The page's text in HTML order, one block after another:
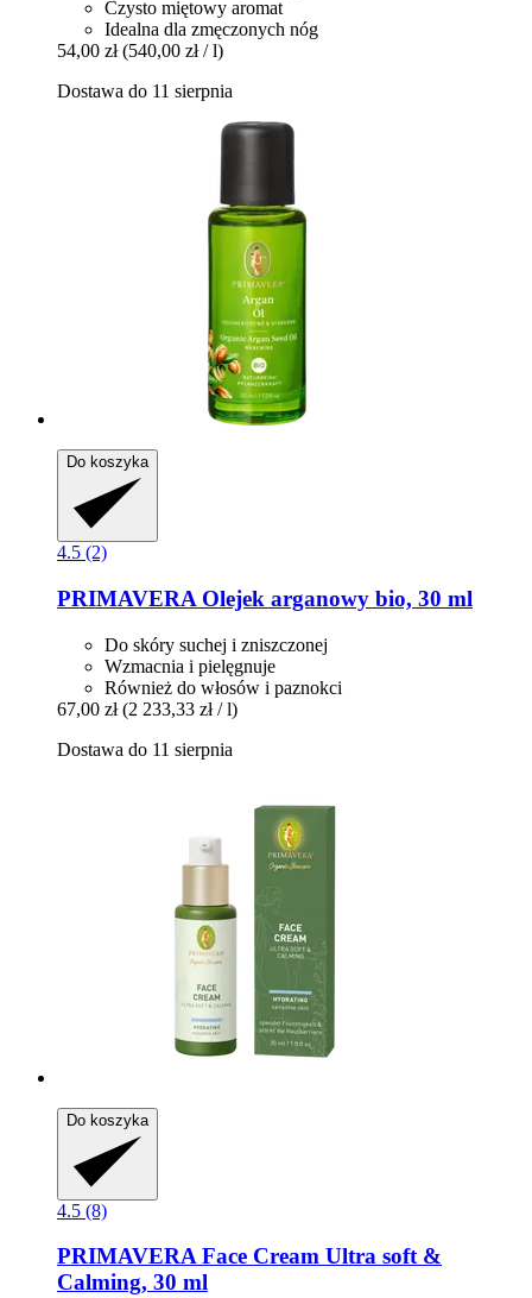
Czysto miętowy aromat
Idealna dla zmęczonych nóg
54,00 zł (540,00 zł / l)
Dostawa do 11 sierpnia
Do koszyka
4.5 (2)
PRIMAVERA Olejek arganowy bio, 30 ml
Do skóry suchej i zniszczonej
Wzmacnia i pielęgnuje
Również do włosów i paznokci
67,00 zł (2 233,33 zł / l)
Dostawa do 11 sierpnia
Do koszyka
4.5 (8)
PRIMAVERAFace Cream Ultra soft &
Calming, 30 ml